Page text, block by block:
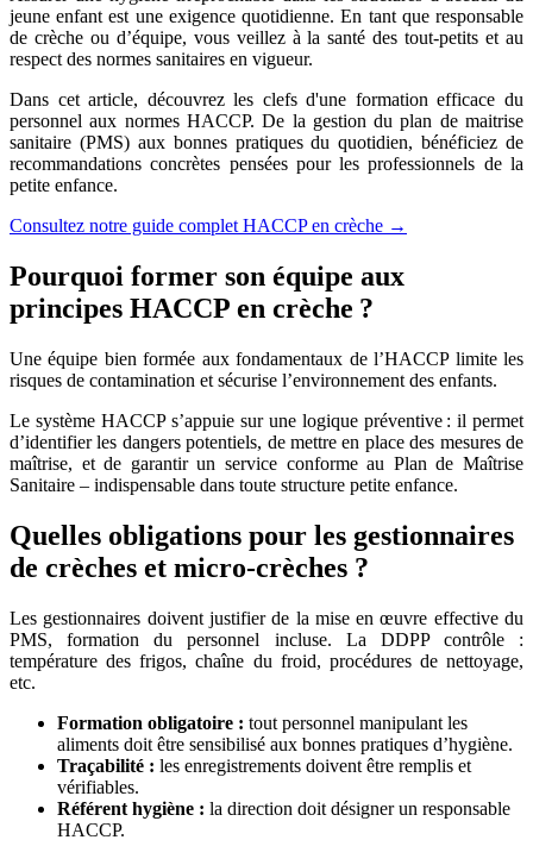
jeune enfant est une exigence quotidienne. En tant que responsable
de crèche ou d’équipe, vous veillez à la santé des tout-petits et au
respect des normes sanitaires en vigueur.
Dans cet article, découvrez les clefs d'une formation efficace du
personnel aux normes HACCP. De la gestion du plan de maitrise
sanitaire (PMS) aux bonnes pratiques du quotidien, bénéficiez de
recommandations concrètes pensées pour les professionnels de la
petite enfance.
Consultez notre guide complet HACCP en crèche →
Pourquoi former son équipe aux
principes HACCP en crèche ?
Une équipe bien formée aux fondamentaux de l’HACCP limite les
risques de contamination et sécurise l’environnement des enfants.
Le système HACCP s’appuie sur une logique préventive : il permet
d’identifier les dangers potentiels, de mettre en place des mesures de
maîtrise, et de garantir un service conforme au Plan de Maîtrise
Sanitaire – indispensable dans toute structure petite enfance.
Quelles obligations pour les gestionnaires
de crèches et micro-crèches ?
Les gestionnaires doivent justifier de la mise en œuvre effective du
PMS, formation du personnel incluse. La DDPP contrôle :
température des frigos, chaîne du froid, procédures de nettoyage,
etc.
Formation obligatoire : tout personnel manipulant les
aliments doit être sensibilisé aux bonnes pratiques d’hygiène.
Traçabilité : les enregistrements doivent être remplis et
vérifiables.
Référent hygiène : la direction doit désigner un responsable
HACCP.